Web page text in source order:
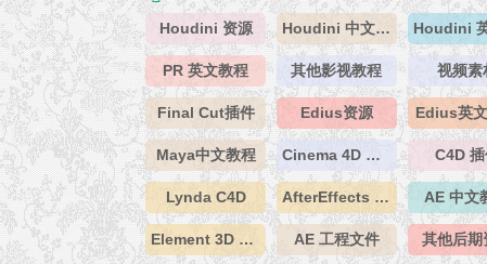
Houdini 资源 Houdini 中文教程
PR 英文教程 其他影视教程 视频素
Final Cut插件 Edius资源 Edius英
Maya中文教程 Cinema 4D 资源 C4D
Lynda C4D AfterEffects 资源 AE 中文
Element 3D 插件 AE 工程文件 其他后期